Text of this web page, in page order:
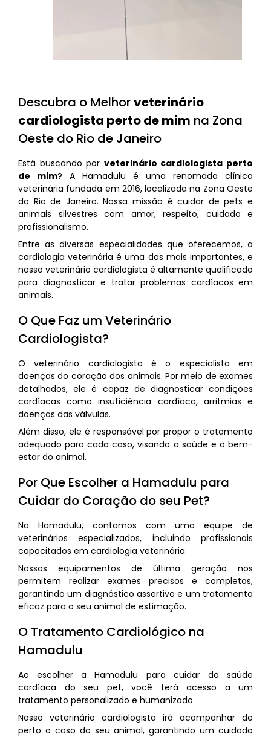
Descubra o Melhorveterinário
cardiologista perto de mim na Zona
Oeste do Rio de Janeiro
Está buscando por veterinário cardiologista perto
de mim? A Hamadulu é uma renomada clínica
veterinária fundada em 2016, localizada na Zona Oeste
do Rio de Janeiro. Nossa missão é cuidar de pets e
animais silvestres com amor, respeito, cuidado e
profissionalismo.
Entre as diversas especialidades que oferecemos, a
cardiologia veterinária é uma das mais importantes, e
nosso veterinário cardiologista é altamente qualificado
para diagnosticar e tratar problemas cardíacos em
animais.
O Que Faz um Veterinário
Cardiologista?
O veterinário cardiologista é o especialista em
doenças do coração dos animais. Por meio de exames
detalhados, ele é capaz de diagnosticar condições
cardíacas como insuficiência cardíaca, arritmias e
doenças das válvulas.
Além disso, ele é responsável por propor o tratamento
adequado para cada caso, visando a saúde e o bem-
estar do animal.
Por Que Escolher a Hamadulu para
Cuidar do Coração do seu Pet?
Na Hamadulu, contamos com uma equipe de
veterinários especializados, incluindo profissionais
capacitados em cardiologia veterinária.
Nossos equipamentos de última geração nos
permitem realizar exames precisos e completos,
garantindo um diagnóstico assertivo e um tratamento
eficaz para o seu animal de estimação.
O Tratamento Cardiológico na
Hamadulu
Ao escolher a Hamadulu para cuidar da saúde
cardíaca do seu pet, você terá acesso a um
tratamento personalizado e humanizado.
Nosso veterinário cardiologista irá acompanhar de
perto o caso do seu animal, garantindo um cuidado